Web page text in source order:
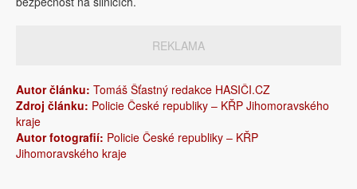
REKLAMA
Autor článku: Tomáš Šťastný redakce HASIČI.CZ
Zdroj článku: Policie České republiky – KŘP Jihomoravského
kraje
Autor fotografií: Policie České republiky – KŘP
Jihomoravského kraje